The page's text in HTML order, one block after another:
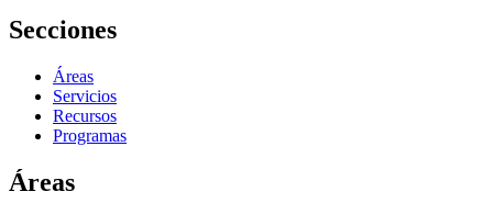
Secciones
Áreas
Servicios
Recursos
Programas
Áreas